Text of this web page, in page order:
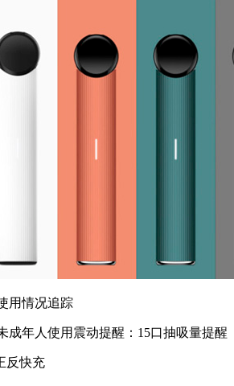
用情况追踪
成年人使用震动提醒：15口抽吸量提醒
反快充